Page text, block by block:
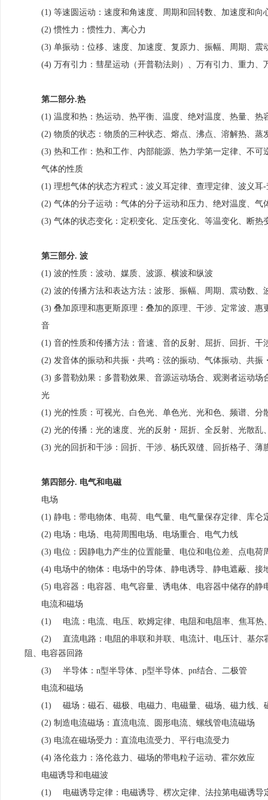
(1) 等速圆运动：速度和角速度、周期和回转数、加速度和
(2) 惯性力：惯性力、离心力
(3) 单振动：位移、速度、加速度、复原力、振幅、周期、
(4) 万有引力：彗星运动（开普勒法则）、万有引力、重力
第二部分.热
(1) 温度和热：热运动、热平衡、温度、绝对温度、热量、
(2) 物质的状态：物质的三种状态、熔点、沸点、溶解热、
(3) 热和工作：热和工作、内部能源、热力学第一定律、不
气体的性质
(1) 理想气体的状态方程式：波义耳定律、查理定律、波义
(2) 气体的分子运动：气体的分子运动和压力、绝对温度、
(3) 气体的状态变化：定积变化、定压变化、等温变化、断热
第三部分. 波
(1) 波的性质：波动、媒质、波源、横波和纵波
(2) 波的传播方法和表达方法：波形、振幅、周期、震动数
(3) 叠加原理和惠更斯原理：叠加的原理、干涉、定常波、惠
音
(1) 音的性质和传播方法：音速、音的反射、屈折、回折、干
(2) 发音体的振动和共振・共鸣：弦的振动、气体振动、共振
(3) 多普勒効果：多普勒效果、音源运动场合、观测者运动场
光
(1) 光的性质：可视光、白色光、单色光、光和色、频谱、分
(2) 光的传播：光的速度、光的反射・屈折、全反射、光散乱
(3) 光的回折和干渉：回折、干涉、杨氏双缝、回折格子、薄
第四部分. 电气和电磁
电场
(1) 静电：带电物体、电荷、电气量、电气量保存定律、库仑
(2) 电场：电场、电荷周围电场、电场重合、电气力线
(3) 电位：因静电力产生的位置能量、电位和电位差、点电荷
(4) 电场中的物体：电场中的导体、静电诱导、静电遮蔽、
(5) 电容器：电容器、电气容量、诱电体、电容器中储存的
电流和磁场
(1)
电流：电流、电压、欧姆定律、电阻和电阻率、焦耳
(2)
直流电路：电阻的串联和并联、电流计、电压计、基
阻、电容器回路
(3)
半导体：n型半导体、p型半导体、pn结合、二极管
电流和磁场
(1)
磁场：磁石、磁极、电磁力、电磁量、磁场、磁力线
(2) 制造电流磁场：直流电流、圆形电流、螺线管电流磁场
(3) 电流在磁场受力：直流电流受力、平行电流受力
(4) 洛伦兹力：洛伦兹力、磁场的带电粒子运动、霍尔效应
电磁诱导和电磁波
(1)
电磁诱导定律：电磁诱导、楞次定律、法拉第电磁诱